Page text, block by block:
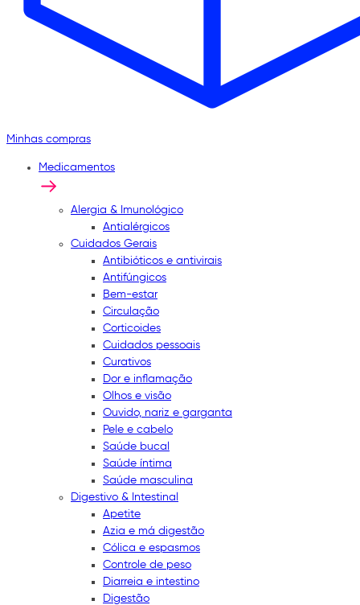
Minhas compras
Medicamentos
Alergia & Imunológico
Antialérgicos
Cuidados Gerais
Antibióticos e antivirais
Antifúngicos
Bem-estar
Circulação
Corticoides
Cuidados pessoais
Curativos
Dor e inflamação
Olhos e visão
Ouvido, nariz e garganta
Pele e cabelo
Saúde bucal
Saúde íntima
Saúde masculina
Digestivo & Intestinal
Apetite
Azia e má digestão
Cólica e espasmos
Controle de peso
Diarreia e intestino
Digestão